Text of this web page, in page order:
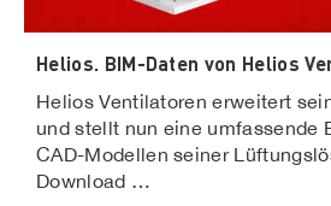
Helios. BIM-Daten von Helios
Helios Ventilatoren erweitert
und stellt nun eine umfassende
CAD-Modellen seiner
Download …